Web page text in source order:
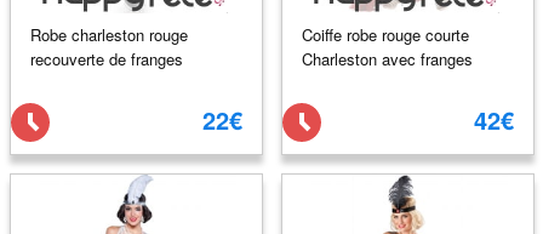
Robe charleston rouge
recouverte de franges
22€
Coiffe robe rouge courte
Charleston avec franges
42€